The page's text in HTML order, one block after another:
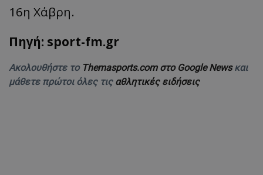
16η Χάβρη.
Πηγή: sport-fm.gr
Ακολουθήστε το Themasports.com στο Google Newsκαι
μάθετε πρώτοι όλες τις αθλητικές ειδήσεις